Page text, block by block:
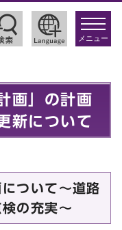
toggle
メニュー
画」の計画
新について
ついて～道路
の充実～